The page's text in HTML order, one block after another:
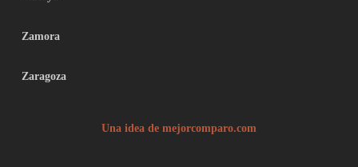
Zamora
Zaragoza
Una idea de mejorcomparo.com